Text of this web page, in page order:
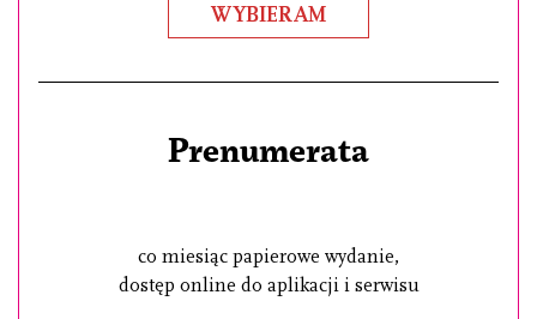
WYBIERAM
Prenumerata
co miesiąc papierowe wydanie,
dostęp online do aplikacji i serwisu